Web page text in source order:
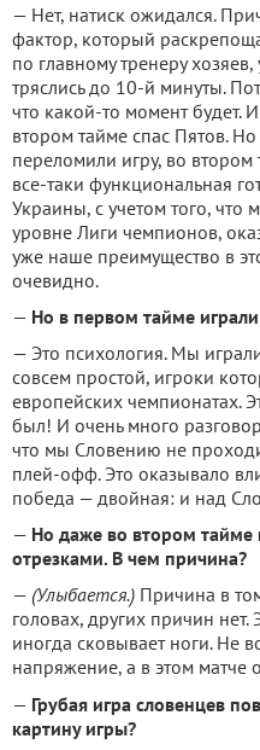
— Нет, натиск ожидался.
фактор, который
по главному тренеру
тряслись до 10-й минуты.
что какой-то момент будет.
втором тайме спас Пятов.
переломили игру, во втором
все-таки функциональная
Украины, с учетом того, что
уровне Лиги чемпионов,
уже наше преимущество в
очевидно.
— Но в первом тайме
— Это психология. Мы
совсем простой, игроки
европейских чемпионатах.
был! И очень много
что мы Словению не
плей-офф. Это оказывало
победа — двойная: и над
— Но даже во втором
отрезками. В чем причина?
— (Улыбается.) Причина в
головах, других причин
иногда сковывает ноги. Не
напряжение, а в этом
— Грубая игра словенцев
картину игры?